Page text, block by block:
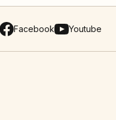
Facebook Youtube